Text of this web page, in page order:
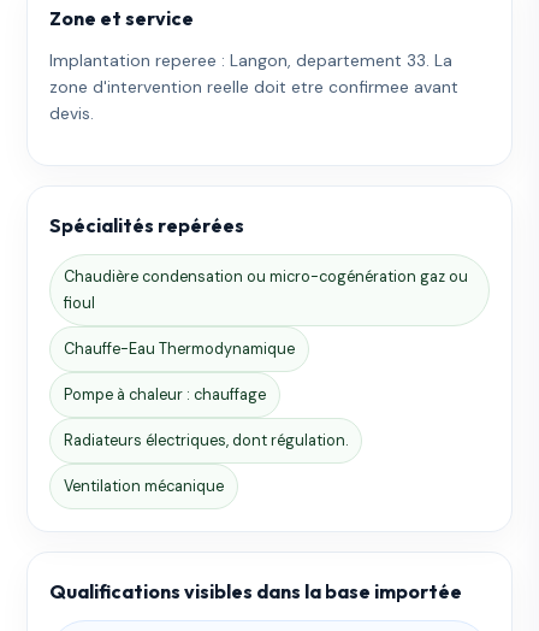
Zone et service
Implantation reperee : Langon, departement 33. La
zone d'intervention reelle doit etre confirmee avant
devis.
Spécialités repérées
Chaudière condensation ou micro-cogénération gaz ou
fioul
Chauffe-Eau Thermodynamique
Pompe à chaleur : chauffage
Radiateurs électriques, dont régulation.
Ventilation mécanique
Qualifications visibles dans la base importée